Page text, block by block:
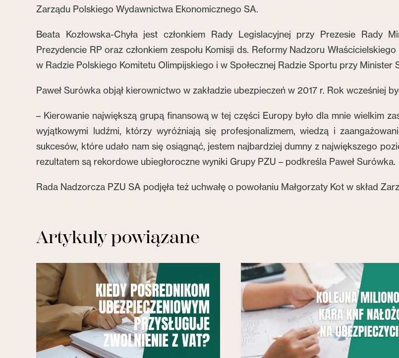
Zarządu Polskiego Wydawnictwa Ekonomicznego SA.
Beata Kozłowska-Chyła jest członkiem Rady Legislacyjnej przy Prezesie Rady
Prezydencie RP oraz członkiem zespołu Komisji ds. Reformy Nadzoru
w Radzie Polskiego Komitetu Olimpijskiego i w Społecznej Radzie Sportu przy Minister
Paweł Surówka objął kierownictwo w zakładzie ubezpieczeń w 2017 r. Rok wcześniej
– Kierowanie największą grupą finansową w tej części Europy było dla mnie wielkim
wyjątkowymi ludźmi, którzy wyróżniają się profesjonalizmem, wiedzą i
sukcesów, które udało nam się osiągnąć, jestem najbardziej dumny z największego
rezultatem są rekordowe ubiegłoroczne wyniki Grupy PZU – podkreśla Paweł Surówka.
Rada Nadzorcza PZU SA podjęła też uchwałę o powołaniu Małgorzaty Kot w skład
Artykuły powiązane